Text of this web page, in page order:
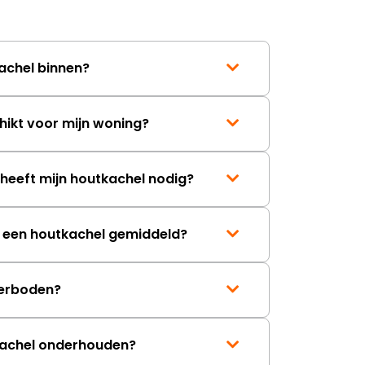
wordt opgelost en dat ik op
onbeschadigde achterwand
binnen?
voor mijn woning?
mijn houtkachel nodig?
houtkachel gemiddeld?
onderhouden?